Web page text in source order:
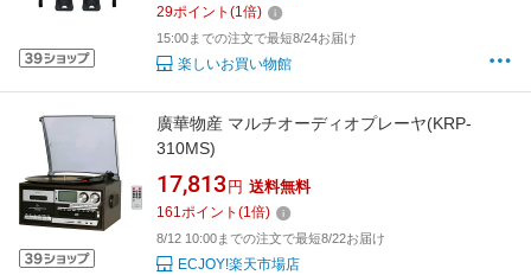
29ポイント (1倍)
15:00までの注文で最短8/24お届け
楽しいお買い物館
廣華物産 マルチオーディオプレーヤ(KRP-
310MS)
17,813 円 送料無料
161ポイント (1倍)
8/12 10:00までの注文で最短8/22お届け
ECJOY!楽天市場店